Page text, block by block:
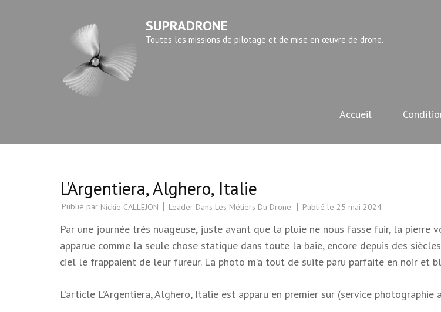
SUPRADRONE
Toutes les missions de pilotage et de mise en œuvre de drone.
Accueil
L’Argentiera, Alghero, Italie
Publié par Nickie CALLEJON Leader Dans Les Métiers Du Drone: Publié le 25 mai 2024
Par une journée très nuageuse, juste avant que la pluie ne nous fasse fuir, la pierre
apparue comme la seule chose statique dans toute la baie, encore depuis des
ciel le frappaient de leur fureur. La photo m’a tout de suite paru parfaite en noir et
L’article L’Argentiera, Alghero, Italie est apparu en premier sur (service photographie